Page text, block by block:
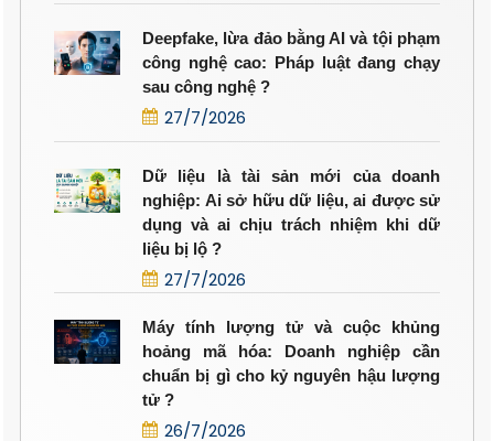
Deepfake, lừa đảo bằng AI và tội phạm
công nghệ cao: Pháp luật đang chạy
sau công nghệ ?
27/7/2026
Dữ liệu là tài sản mới của doanh
nghiệp: Ai sở hữu dữ liệu, ai được sử
dụng và ai chịu trách nhiệm khi dữ
liệu bị lộ ?
27/7/2026
Máy tính lượng tử và cuộc khủng
hoảng mã hóa: Doanh nghiệp cần
chuẩn bị gì cho kỷ nguyên hậu lượng
tử ?
26/7/2026